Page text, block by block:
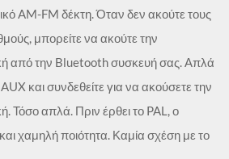
AM-FM δέκτη. Όταν δεν ακούτε τους
μπορείτε να ακούτε την
από την Bluetooth συσκευή σας. Απλά
και συνδεθείτε για να ακούσετε την
Τόσο απλά. Πριν έρθει το PAL, ο
χαμηλή ποιότητα. Καμία σχέση με το